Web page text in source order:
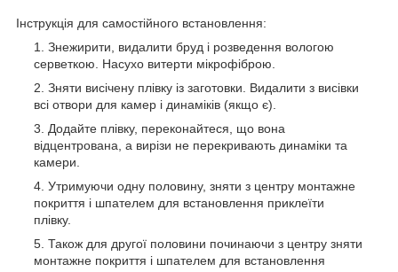
Інструкція для самостійного встановлення:
Знежирити, видалити бруд і розведення вологою
серветкою. Насухо витерти мікрофіброю.
Зняти висічену плівку із заготовки. Видалити з висівки
всі отвори для камер і динаміків (якщо є).
Додайте плівку, переконайтеся, що вона
відцентрована, а вирізи не перекривають динаміки та
камери.
Утримуючи одну половину, зняти з центру монтажне
покриття і шпателем для встановлення приклеїти
плівку.
Також для другої половини починаючи з центру зняти
монтажне покриття і шпателем для встановлення